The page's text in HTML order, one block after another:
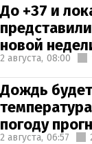
До +37 и
новой
2 августа, 08:00
Дождь
погоду
2 августа, 06:57